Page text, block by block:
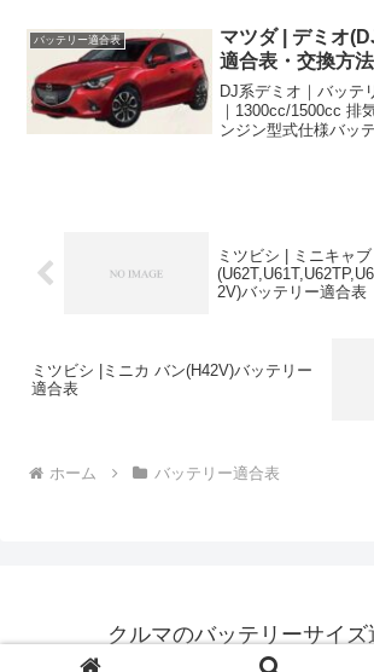
車-
バッテリー適合表
マツダ | デミオ
適合表・交換方法
DJ系デミオ｜バッテ
｜1300cc/1500cc 排
ンジン型式仕様バッ
ミツビシ | ミニキャブ
2V)バッテリー適合表
ミツビシ |ミニカ バン(H42V)バッテリー
適合表
ホーム バッテリー適合表
クルマのバッテリーサイズ